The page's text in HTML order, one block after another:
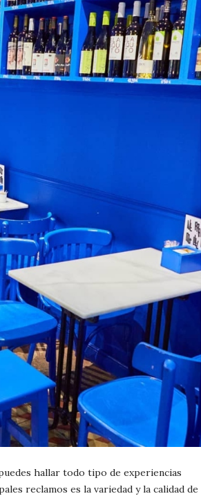
hallar todo tipo de experiencias
reclamos es la variedad y la calidad de